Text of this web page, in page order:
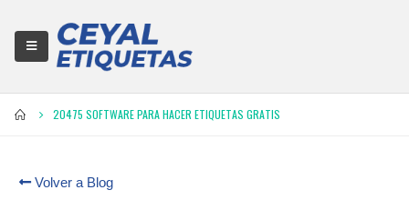
20475 SOFTWARE PARA HACER ETIQUETAS GRATIS
Volver a Blog